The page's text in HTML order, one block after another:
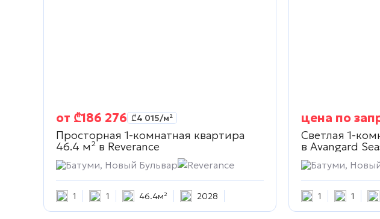
от ₾186 276 ₾4 015/м²
Просторная 1-комнатная квартира
46.4 м² в Reverance
Батуми, Новый Бульвар Reverance
1 1 46.4м² 2028
цена по
Светлая 1-
в Avangard
Батуми,
1 1